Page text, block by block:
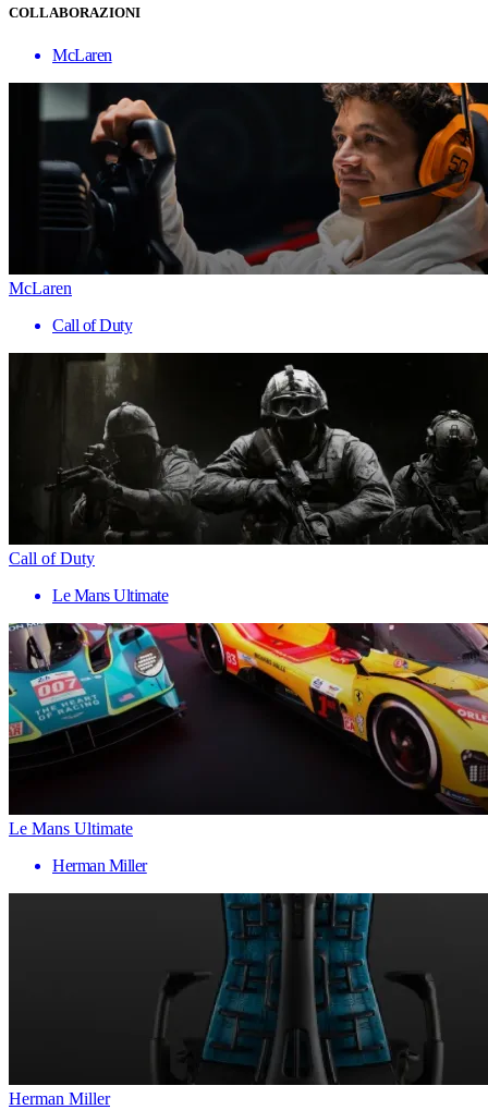
COLLABORAZIONI
McLaren
McLaren
Call of Duty
Call of Duty
Le Mans Ultimate
Le Mans Ultimate
Herman Miller
Herman Miller